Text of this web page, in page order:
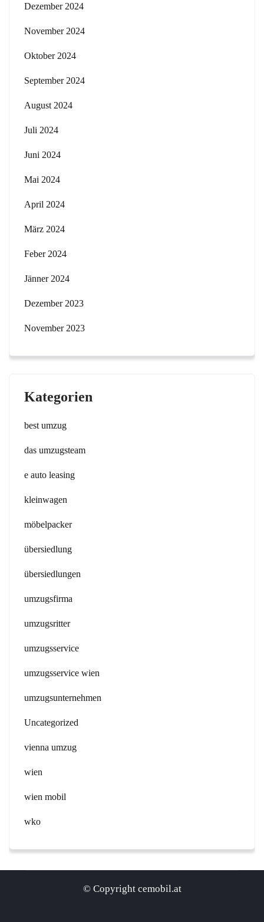
Dezember 2024
November 2024
Oktober 2024
September 2024
August 2024
Juli 2024
Juni 2024
Mai 2024
April 2024
März 2024
Feber 2024
Jänner 2024
Dezember 2023
November 2023
Kategorien
best umzug
das umzugsteam
e auto leasing
kleinwagen
möbelpacker
übersiedlung
übersiedlungen
umzugsfirma
umzugsritter
umzugsservice
umzugsservice wien
umzugsunternehmen
Uncategorized
vienna umzug
wien
wien mobil
wko
© Copyright cemobil.at